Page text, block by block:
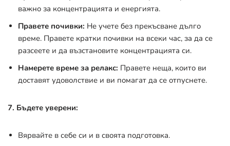
важно за концентрацията и енергията.
Правете почивки: Не учете без прекъсване дълго
време. Правете кратки почивки на всеки час, за да се
разсеете и да възстановите концентрацията си.
Намерете време за релакс: Правете неща, които ви
доставят удоволствие и ви помагат да се отпуснете.
7. Бъдете уверени:
Вярвайте в себе си и в своята подготовка.